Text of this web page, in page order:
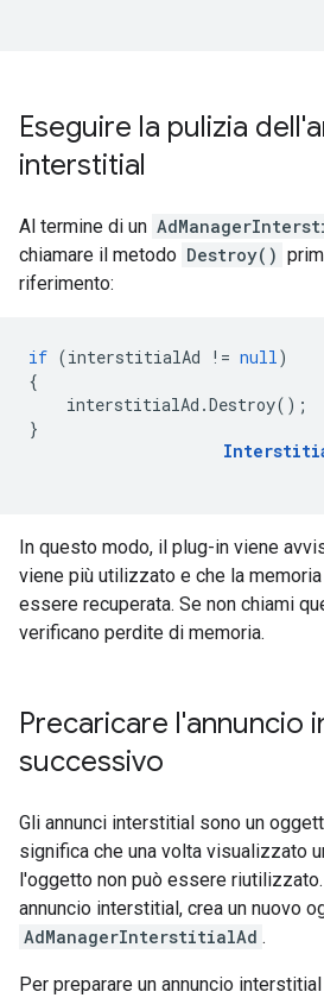
Eseguire la pulizia
interstitial
Al termine di un
chiamare il metodo Destroy()
riferimento:
if (interstitialAd != null)
{
interstitialAd .Destroy();
}
In questo modo, il plug-in viene
viene più utilizzato e che la
essere recuperata. Se non chiami
verificano perdite di memoria.
Precaricare l'annuncio
successivo
Gli annunci interstitial sono un
significa che una volta visualizzato
l'oggetto non può essere
annuncio interstitial, crea un nuovo
AdManagerInterstitialAd .
Per preparare un annuncio